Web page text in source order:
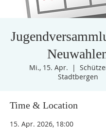
Mi., 15. Apr.
  |
Stadtbergen
Time & Location
15. Apr. 2026, 18:00